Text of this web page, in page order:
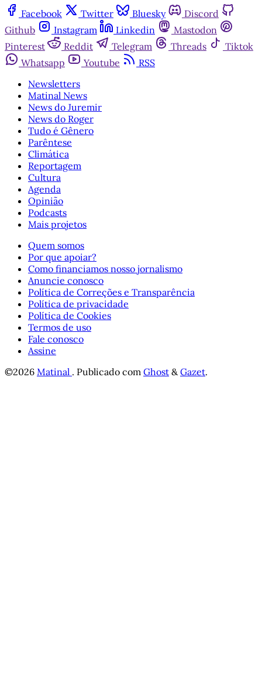
Facebook Twitter Bluesky
Discord
Github
Instagram Linkedin
Mastodon
Pinterest
Reddit Telegram Threads
Tiktok
Whatsapp
Youtube
RSS
Newsletters
Matinal News
News do Juremir
News do Roger
Tudo é Gênero
Parêntese
Climática
Reportagem
Cultura
Agenda
Opinião
Podcasts
Mais projetos
Quem somos
Por que apoiar?
Como financiamos nosso jornalismo
Anuncie conosco
Política de Correções e Transparência
Política de privacidade
Política de Cookies
Termos de uso
Fale conosco
Assine
©2026 Matinal . Publicado com Ghost & Gazet.